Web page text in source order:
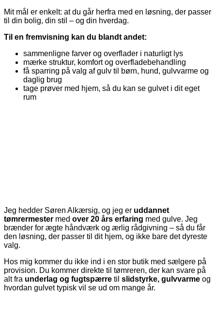
Mit mål er enkelt: at du går herfra med en løsning, der passer
til din bolig, din stil – og din hverdag.
Til en fremvisning kan du blandt andet:
sammenligne farver og overflader i naturligt lys
mærke struktur, komfort og overfladebehandling
få sparring på valg af gulv til børn, hund, gulvvarme og
daglig brug
tage prøver med hjem, så du kan se gulvet i dit eget
rum
Jeg hedder Søren Alkærsig, og jeg er uddannet
tømrermester med over 20 års erfaring med gulve. Jeg
brænder for ægte håndværk og ærlig rådgivning – så du får
den løsning, der passer til dit hjem, og ikke bare det dyreste
valg.
Hos mig kommer du ikke ind i en stor butik med sælgere på
provision. Du kommer direkte til tømreren, der kan svare på
alt fra underlag og fugtspærre til slidstyrke, gulvvarme og
hvordan gulvet typisk vil se ud om mange år.